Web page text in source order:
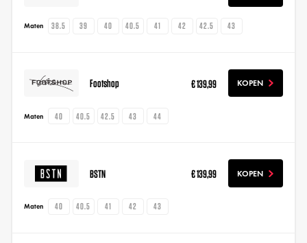
Maten 38.5 39 40 40.5 41 42 42.5 43
Footshop € 139,99 KOPEN
Maten 40 40.5 42.5 43 44
BSTN € 139,99 KOPEN
Maten 40 40.5 41 42 43